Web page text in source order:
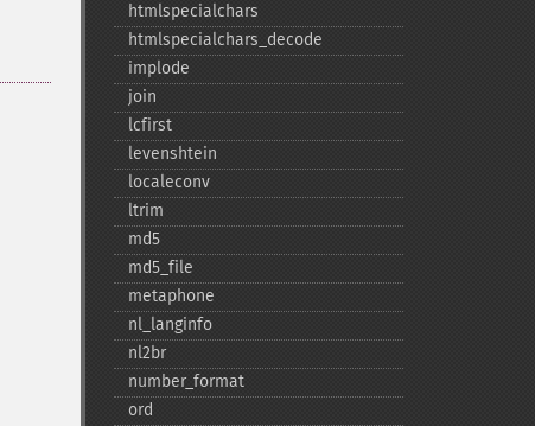
htmlspecialchars
htmlspecialchars_​decode
implode
join
lcfirst
levenshtein
localeconv
ltrim
md5
md5_​file
metaphone
nl_​langinfo
nl2br
number_​format
ord